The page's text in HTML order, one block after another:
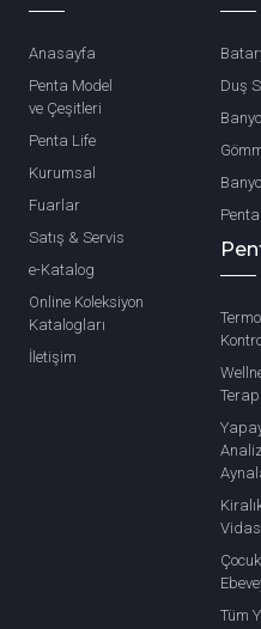
Anasayfa
Penta Model
ve Çeşitleri
Penta Life
Kurumsal
Fuarlar
Satış & Servis
e-Katalog
Online Koleksiyon
Katalogları
İletişim
Duş
Penta
Tüm